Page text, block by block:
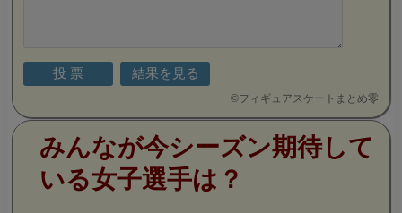
©フィギュアスケートまとめ零
みんなが今シーズン期待して
いる女子選手は？